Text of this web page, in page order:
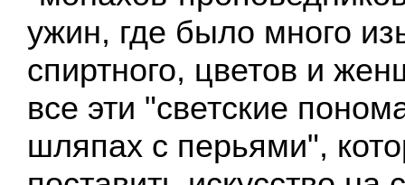
ужин, где было много
спиртного, цветов и
все эти "светские
шляпах с перьями",